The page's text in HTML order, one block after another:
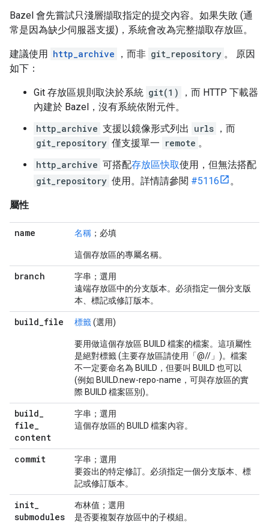
Bazel 會先嘗試只淺層擷取指定的提交內容。如果失敗 (通
常是因為缺少伺服器支援)，系統會改為完整擷取存放區。
建議使用 http_archive ，而非 git_repository 。 原因
如下：
Git 存放區規則取決於系統 git(1)
，而 HTTP 下載器
內建於 Bazel，沒有系統依附元件。
http_archive 支援以鏡像形式列出 urls ，而
git_repository 僅支援單一 remote 。
http_archive 可搭配存放區快取使用，但無法搭配
git_repository 使用。詳情請參閱 #5116 。
屬性
name 名稱 ；必填
這個存放區的專屬名稱。
branch
字串；選用
遠端存放區中的分支版本。必須指定一個分支版
本、標記或修訂版本。
build_file 標籤(選用)
要用做這個存放區 BUILD 檔案的檔案。這項屬性
是絕對標籤 (主要存放區請使用「@//」)。檔案
不一定要命名為 BUILD，但要叫 BUILD 也可以
(例如 BUILD.new-repo-name，可與存放區的實
際 BUILD 檔案區別)。
build_
file_
content
字串；選用
這個存放區的 BUILD 檔案內容。
commit
字串；選用
要簽出的特定修訂。必須指定一個分支版本、標
記或修訂版本。
init_
submodules
布林值；選用
是否要複製存放區中的子模組。